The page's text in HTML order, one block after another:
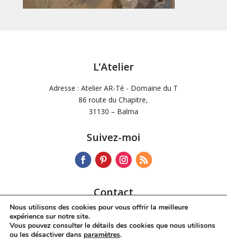
L’Atelier
Adresse : Atelier AR-Té - Domaine du T
86 route du Chapitre,
31130 – Balma
Suivez-moi
Contact
Tél :
06 72 34 42 60
Mail :dchdesoos@wanadoo.fr
Nous utilisons des cookies pour vous offrir la meilleure
expérience sur notre site.
Vous pouvez consulter le détails des cookies que nous utilisons
ou les désactiver dans paramètres.